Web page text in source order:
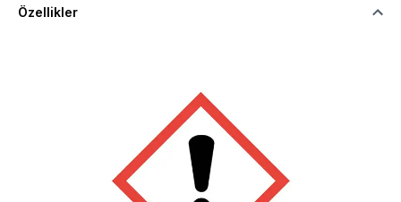
Özellikler